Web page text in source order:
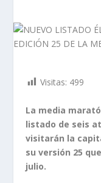
Visitas: 499
La media
listado de seis
visitarán la
su versión 25
julio.